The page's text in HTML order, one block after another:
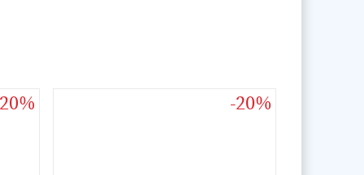
-20%